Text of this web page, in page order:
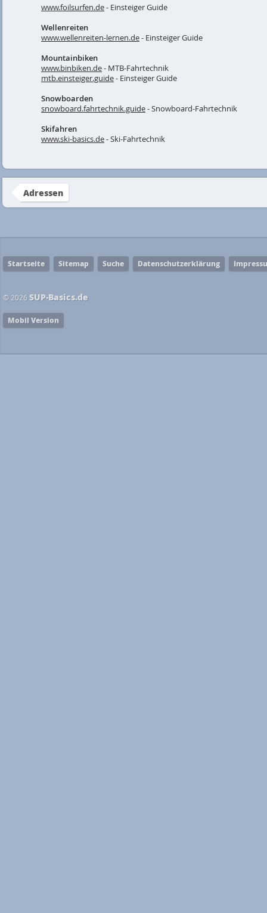
www.foilsurfen.de- Einsteiger Guide
Wellenreiten
www.wellenreiten-lernen.de- Einsteiger Guide
Mountainbiken
www.binbiken.de- MTB-Fahrtechnik
mtb.einsteiger.guide- Einsteiger Guide
Snowboarden
snowboard.fahrtechnik.guide- Snowboard-Fahrtechnik
Skifahren
www.ski-basics.de- Ski-Fahrtechnik
Adressen
Startseite Sitemap Suche Datenschutzerklärung
© 2026SUP-Basics.de
Mobil Version